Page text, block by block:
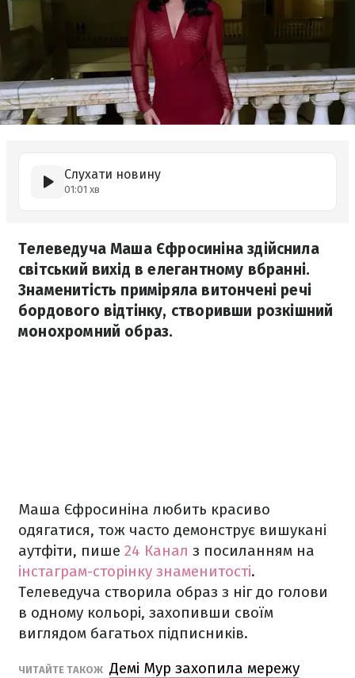
Слухати новину
01:01 хв
Телеведуча Маша Єфросиніна здійснила
світський вихід в елегантному вбранні.
Знаменитість приміряла витончені речі
бордового відтінку, створивши розкішний
монохромний образ.
Маша Єфросиніна любить красиво
одягатися, тож часто демонструє вишукані
аутфіти, пише 24 Канал з посиланням на
інстаграм-сторінку знаменитості.
Телеведуча створила образ з ніг до голови
в одному кольорі, захопивши своїм
виглядом багатьох підписників.
ЧИТАЙТЕ ТАКОЖ Демі Мур захопила мережу